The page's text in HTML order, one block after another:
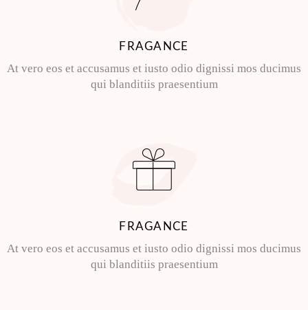
FRAGANCE
At vero eos et accusamus et iusto odio dignissi mos ducimus
qui blanditiis praesentium
FRAGANCE
At vero eos et accusamus et iusto odio dignissi mos ducimus
qui blanditiis praesentium